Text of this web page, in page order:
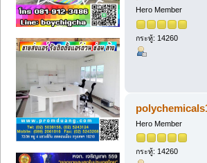
Hero Member
กระทู้: 14260
Hero Member
กระทู้: 14260